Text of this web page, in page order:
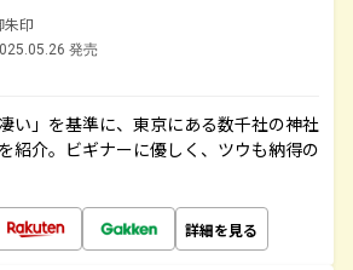
朱印
発売
い」を基準に、東京にある数千社の神社
紹介。ビギナーに優しく、ツウも納得の
詳細を見る